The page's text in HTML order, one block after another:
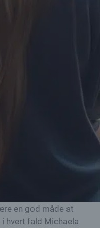
Går det godt med
gjort dig godt og
energifyldt tilbage på
at komme afsted?
hverdagen er
er ikke den eneste og
deprimerende tid
og
været en rigtig hård
en god måde at
hvert fald Michaela